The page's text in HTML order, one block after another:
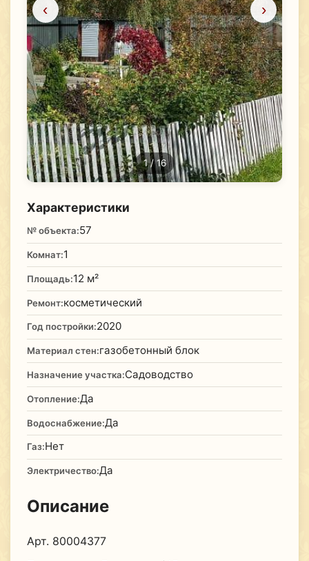
‹ ›
1/ 16
Характеристики
№ объекта:57
Комнат:1
Площадь:12 м²
Ремонт:косметический
Год постройки:2020
Материал стен:газобетонный блок
Назначение участка:Садоводство
Отопление:Да
Водоснабжение:Да
Газ:Нет
Электричество:Да
Описание
Арт. 80004377